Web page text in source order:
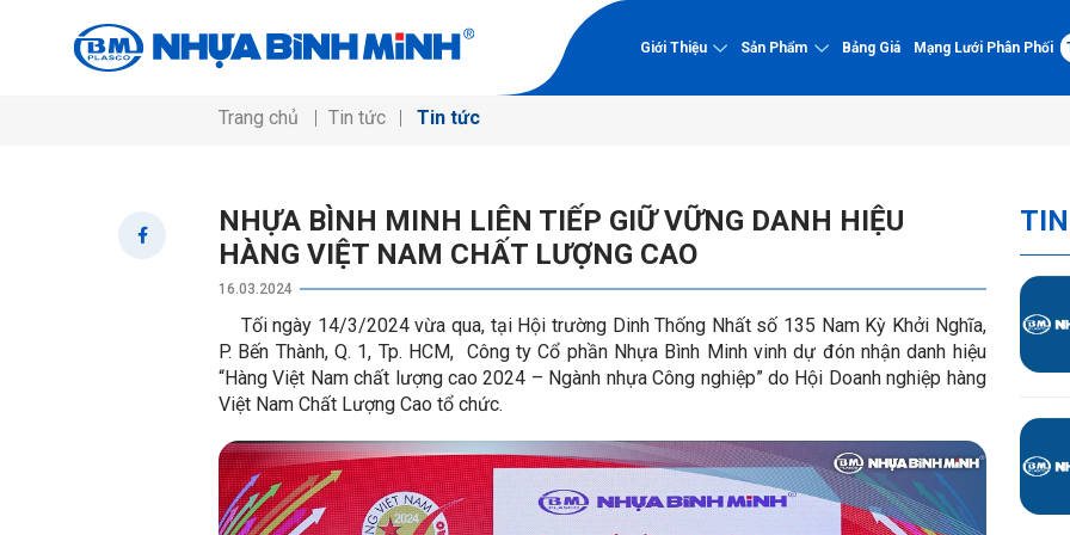
Giới Thiệu
Về Nhựa Bình Minh
Lịch sử hình thành và phát
cốt lõi
Sơ đồ tổ chức
Hệ thống quản lý chất lượng
Chứng nhận chất
Dự án tiêu biểu
Hồ sơ năng lực
Sản Phẩm
PVC-U
Ống PVC-U
Phụ tùng PVC-U
PP-R kháng UV
Phụ tùng PP-R kháng UV
HDPE Gân
Bảng Giá Mạng Lưới Phân Phối
Trang chủ Tin tức Tin tức
NHỰA BÌNH MINH LIÊN TIẾP GIỮ VỮNG DANH HIỆU
HÀNG VIỆT NAM CHẤT LƯỢNG CAO
16.03.2024
Tối ngày 14/3/2024 vừa qua, tại Hội trường Dinh Thống Nhất số 135 Nam Kỳ Khởi Nghĩa,
P. Bến Thành, Q. 1, Tp. HCM, Công ty Cổ phần Nhựa Bình Minh vinh dự đón nhận danh hiệu
“Hàng Việt Nam chất lượng cao 2024 – Ngành nhựa Công nghiệp” do Hội Doanh nghiệp hàng
Việt Nam Chất Lượng Cao tổ chức.